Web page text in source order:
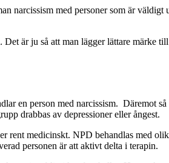
narcissism med personer som är
är ju så att man lägger lättare märke
en person med narcissism. Däremot
drabbas av depressioner eller ångest.
rent medicinskt. NPD behandlas med
personen är att aktivt delta i terapin.